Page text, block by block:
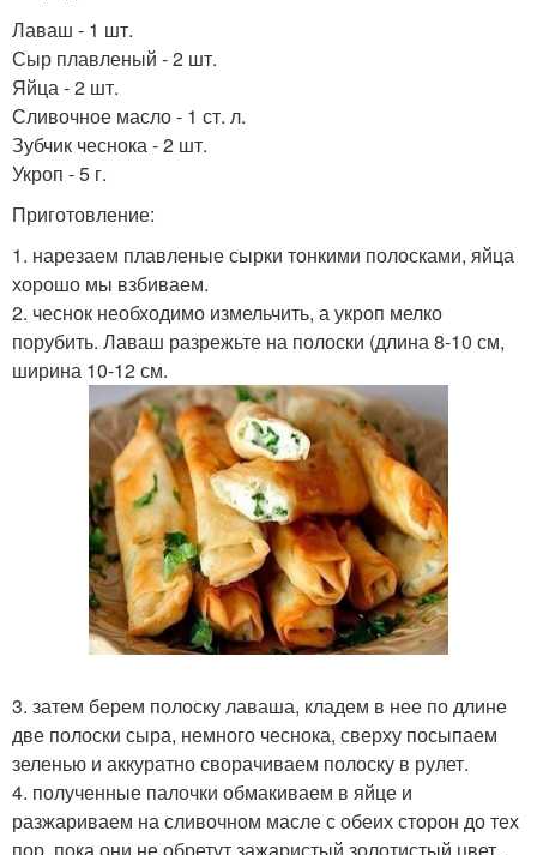
Лаваш - 1 шт.
Сыр плавленый - 2 шт.
Яйца - 2 шт.
Сливочное масло - 1 ст. л.
Зубчик чеснока - 2 шт.
Укроп - 5 г.
Приготовление:
1. нарезаем плавленые сырки тонкими полосками, яйца
хорошо мы взбиваем.
2. чеснок необходимо измельчить, а укроп мелко
порубить. Лаваш разрежьте на полоски (длина 8-10 см,
ширина 10-12 см.
3. затем берем полоску лаваша, кладем в нее по длине
две полоски сыра, немного чеснока, сверху посыпаем
зеленью и аккуратно сворачиваем полоску в рулет.
4. полученные палочки обмакиваем в яйце и
разжариваем на сливочном масле с обеих сторон до тех